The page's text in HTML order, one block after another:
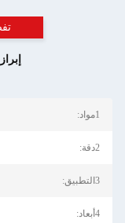
1مواد:
2دقة:
3التطبيق:
4أبعاد: